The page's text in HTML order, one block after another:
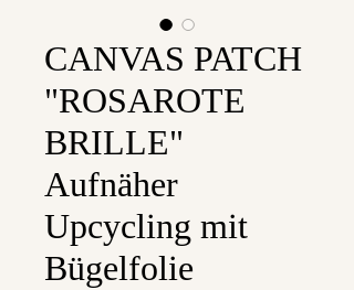
CANVAS PATCH
"ROSAROTE
BRILLE"
Aufnäher
Upcycling mit
Bügelfolie